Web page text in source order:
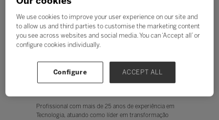
Thiago Henrique Bona
Profissional com mais de 25 anos de experiência em
Tecnologia, atuando como líder em transformação
We use cookies to improve your user experience on our site and
to allow us and third parties to customise the marketing content
you see across websites and social media. You can ‘Accept all’ or
configure cookies individually.
Configure ACCEPT ALL